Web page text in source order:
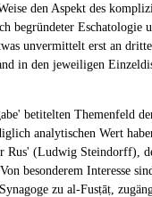
den Aspekt des
begründeter
unvermittelt erst an
in den jeweiligen
betitelten Themenfeld
analytischen Wert
(Ludwig Steindorff),
besonderem Interesse
zu al-Fusṭāṭ,